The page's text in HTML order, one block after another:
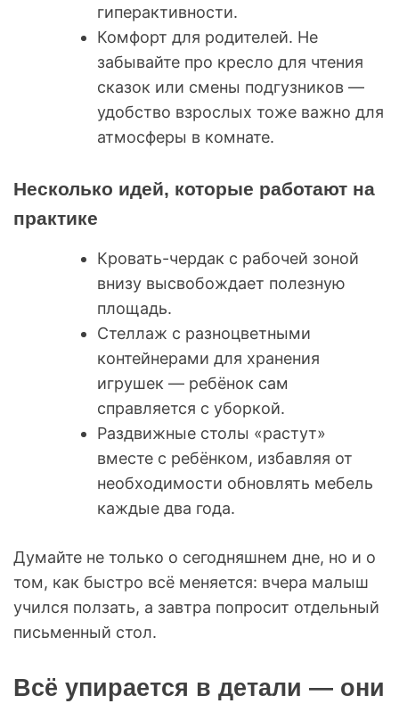
гиперактивности.
Комфорт для родителей. Не
забывайте про кресло для чтения
сказок или смены подгузников —
удобство взрослых тоже важно для
атмосферы в комнате.
Несколько идей, которые работают на
практике
Кровать-чердак с рабочей зоной
внизу высвобождает полезную
площадь.
Стеллаж с разноцветными
контейнерами для хранения
игрушек — ребёнок сам
справляется с уборкой.
Раздвижные столы «растут»
вместе с ребёнком, избавляя от
необходимости обновлять мебель
каждые два года.
Думайте не только о сегодняшнем дне, но и о
том, как быстро всё меняется: вчера малыш
учился ползать, а завтра попросит отдельный
письменный стол.
Всё упирается в детали — они